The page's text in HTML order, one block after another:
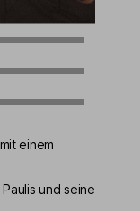
einem
und seine